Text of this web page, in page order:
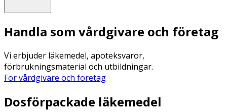
Handla som vårdgivare och företag
Vi erbjuder läkemedel, apoteksvaror,
förbrukningsmaterial och utbildningar.
För vårdgivare och företag
Dosförpackade läkemedel